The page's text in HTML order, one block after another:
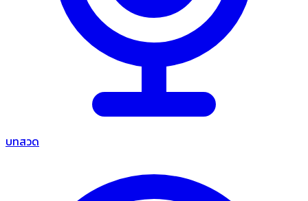
บทสวด